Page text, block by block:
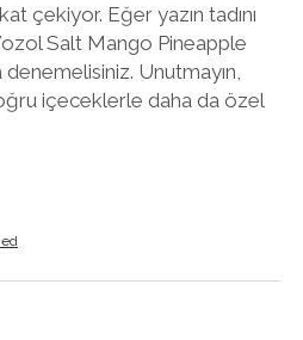
çekiyor. Eğer yazın tadını
Salt Mango Pineapple
denemelisiniz. Unutmayın,
içeceklerle daha da özel